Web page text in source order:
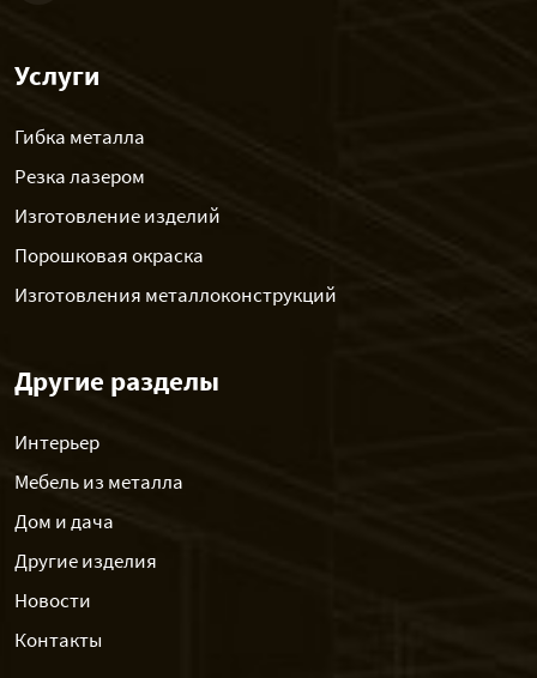
Услуги
Гибка металла
Резка лазером
Изготовление изделий
Порошковая окраска
Изготовления металлоконструкций
Другие разделы
Интерьер
Мебель из металла
Дом и дача
Другие изделия
Новости
Контакты